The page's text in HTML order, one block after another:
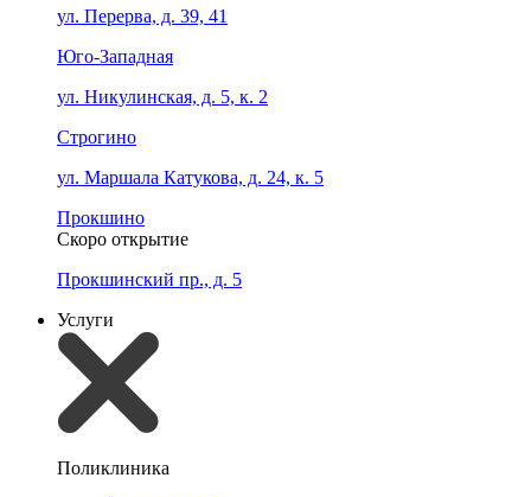
ул. Перерва, д. 39, 41
Юго-Западная
ул. Никулинская, д. 5, к. 2
Строгино
ул. Маршала Катукова, д. 24, к. 5
Прокшино
Скоро открытие
Прокшинский пр., д. 5
Услуги
Поликлиника